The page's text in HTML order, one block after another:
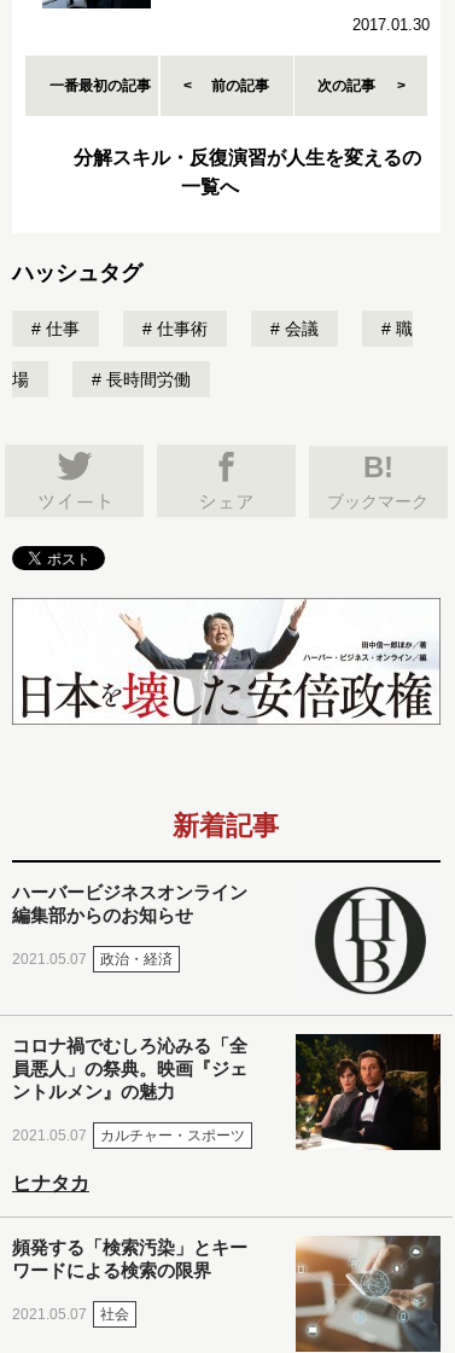
2017.01.30
一番最初の記事 前の記事 次の記事
分解スキル・反復演習が人生を変えるの
一覧へ
ハッシュタグ
仕事 仕事術 会議 職
場 長時間労働
B!
ブックマーク
新着記事
ハーバービジネスオンライン
編集部からのお知らせ
2021.05.07 政治・経済
コロナ禍でむしろ沁みる「全
員悪人」の祭典。映画『ジェ
ントルメン』の魅力
2021.05.07 カルチャー・スポーツ
ヒナタカ
頻発する「検索汚染」とキー
ワードによる検索の限界
2021.05.07 社会